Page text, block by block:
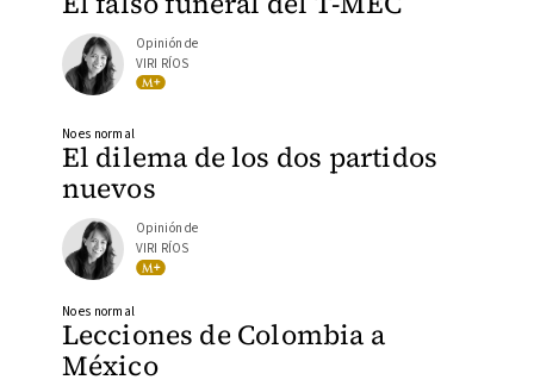
Opinión de
VIRI RÍOS
El dilema de los dos partidos
nuevos
No es normal
Opinión de
VIRI RÍOS
Lecciones de Colombia a
México
No es normal